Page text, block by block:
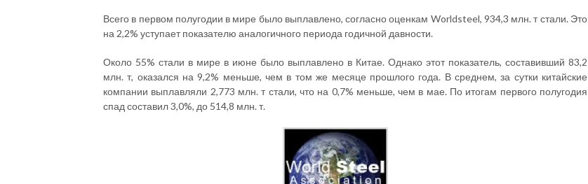
Всего в первом полугодии в мире было выплавлено, согласно оценкам Worldsteel, 934,3 млн. т стали. Это
на 2,2% уступает показателю аналогичного периода годичной давности.
Около 55% стали в мире в июне было выплавлено в Китае. Однако этот показатель, составивший 83,2
млн. т, оказался на 9,2% меньше, чем в том же месяце прошлого года. В среднем, за сутки китайские
компании выплавляли 2,773 млн. т стали, что на 0,7% меньше, чем в мае. По итогам первого полугодия
спад составил 3,0%, до 514,8 млн. т.